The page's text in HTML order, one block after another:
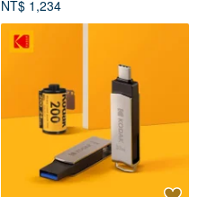
NT$ 1,234